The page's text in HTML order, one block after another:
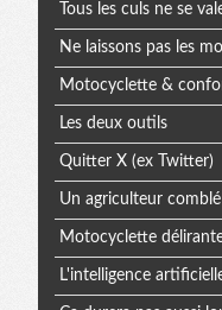
Tous les culs ne se
Ne laissons pas les
Motocyclette &
Les deux outils
Quitter X (ex Twitter)
Un agriculteur
Motocyclette
L'intelligence